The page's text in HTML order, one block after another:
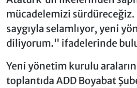
mücadelemizi
saygıyla selamlıyor, yeni
diliyorum." ifadelerinde
Yeni yönetim kurulu
toplantıda ADD Boyabat